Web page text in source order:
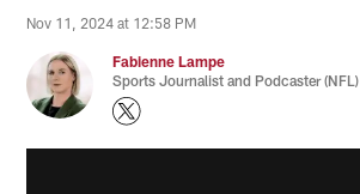
Nov 11, 2024 at 12:58 PM
Fabienne Lampe
Sports Journalist and Podcaster (NFL)